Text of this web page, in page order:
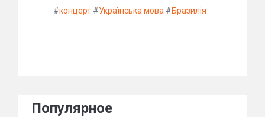
#концерт #Українська мова #Бразилія
Популярное